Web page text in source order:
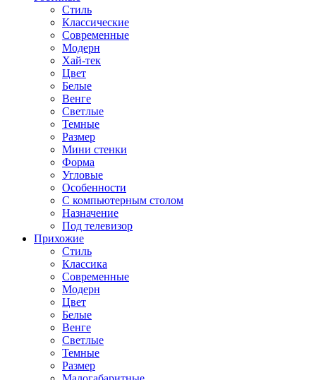
Стиль
Классические
Современные
Модерн
Хай-тек
Цвет
Белые
Венге
Светлые
Темные
Размер
Мини стенки
Форма
Угловые
Особенности
С компьютерным столом
Назначение
Под телевизор
Прихожие
Стиль
Классика
Современные
Модерн
Цвет
Белые
Венге
Светлые
Темные
Размер